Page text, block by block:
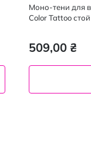
Моно-тени для
Color Tattoo
509,00 ₴